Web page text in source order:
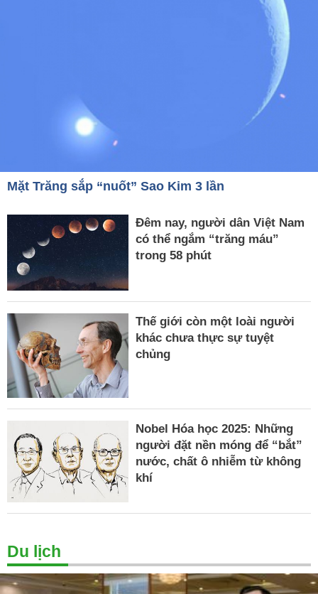
Mặt Trăng sắp “nuốt” Sao Kim 3 lần
Đêm nay, người dân Việt Nam
có thể ngắm “trăng máu”
trong 58 phút
Thế giới còn một loài người
khác chưa thực sự tuyệt
chủng
Nobel Hóa học 2025: Những
người đặt nền móng để “bắt”
nước, chất ô nhiễm từ không
khí
Du lịch